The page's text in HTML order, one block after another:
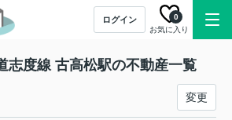
ログイン
お気に入り
0
志度線 古高松駅の不動産一覧
変更